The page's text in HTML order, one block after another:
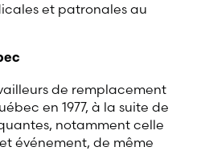
et patronales au
de remplacement
en 1977, à la suite de
notamment celle
événement, de même